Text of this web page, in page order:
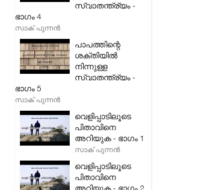
സ്വാതന്ത്ര്യം -
ഭാഗം 4
സാക് പുന്നൻ
പാപത്തിന്റെ
ശക്തിയിൽ
നിന്നുള്ള
സ്വാതന്ത്ര്യം -
ഭാഗം 5
സാക് പുന്നൻ
വെളിപ്പാടിലൂടെ
പിതാവിനെ
അറിയുക - ഭാഗം 1
സാക് പുന്നൻ
വെളിപ്പാടിലൂടെ
പിതാവിനെ
അറിയുക - ഭാഗം 2